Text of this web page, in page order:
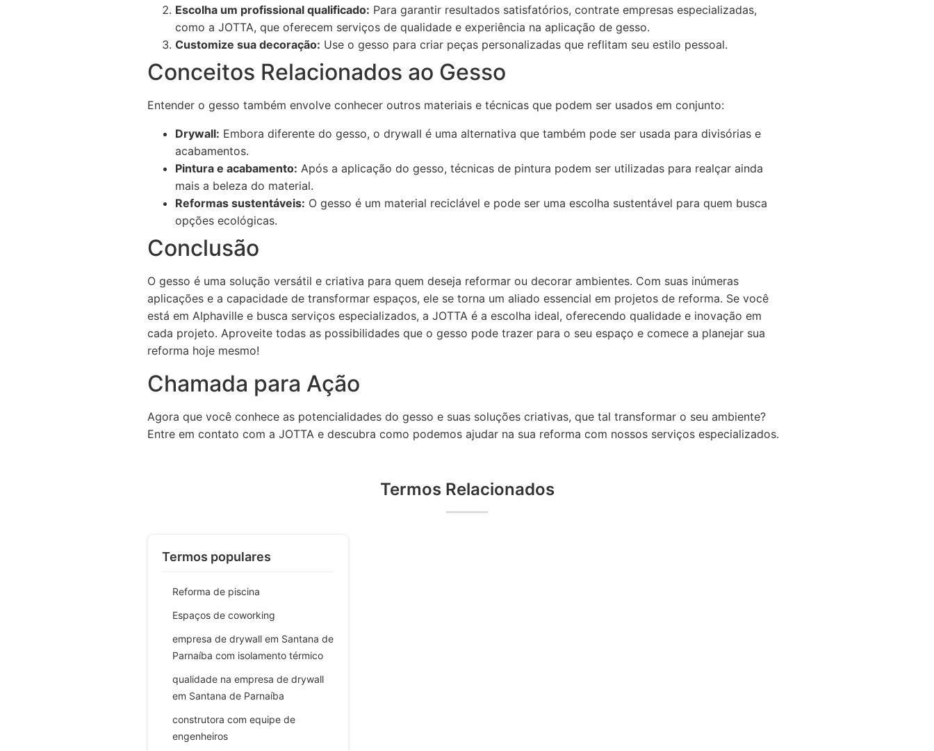
Escolha um profissional qualificado: Para garantir resultados satisfatórios, contrate empresas especializadas,
como a JOTTA, que oferecem serviços de qualidade e experiência na aplicação de gesso.
Customize sua decoração: Use o gesso para criar peças personalizadas que reflitam seu estilo pessoal.
Conceitos Relacionados ao Gesso
Entender o gesso também envolve conhecer outros materiais e técnicas que podem ser usados em conjunto:
Drywall: Embora diferente do gesso, o drywall é uma alternativa que também pode ser usada para divisórias e
acabamentos.
Pintura e acabamento: Após a aplicação do gesso, técnicas de pintura podem ser utilizadas para realçar ainda
mais a beleza do material.
Reformas sustentáveis: O gesso é um material reciclável e pode ser uma escolha sustentável para quem busca
opções ecológicas.
Conclusão
O gesso é uma solução versátil e criativa para quem deseja reformar ou decorar ambientes. Com suas inúmeras
aplicações e a capacidade de transformar espaços, ele se torna um aliado essencial em projetos de reforma. Se você
está em Alphaville e busca serviços especializados, a JOTTA é a escolha ideal, oferecendo qualidade e inovação em
cada projeto. Aproveite todas as possibilidades que o gesso pode trazer para o seu espaço e comece a planejar sua
reforma hoje mesmo!
Chamada para Ação
Agora que você conhece as potencialidades do gesso e suas soluções criativas, que tal transformar o seu ambiente?
Entre em contato com a JOTTA e descubra como podemos ajudar na sua reforma com nossos serviços especializados.
Termos Relacionados
Termos populares
Reforma de piscina
Espaços de coworking
empresa de drywall em Santana de
Parnaíba com isolamento térmico
qualidade na empresa de drywall
em Santana de Parnaíba
construtora com equipe de
engenheiros